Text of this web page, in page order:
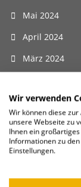
Mai 2024
April 2024
März 2024
Januar 2024
Dezember
November
Wir verwenden
Wir können diese
unsere Webseite zu
Ihnen ein
Informationen zu
Einstellungen.